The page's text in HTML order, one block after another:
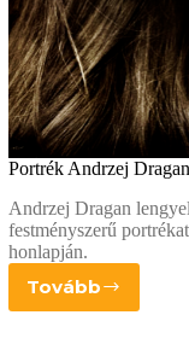
Portrék Andrzej
Andrzej Dragan
festményszerű
honlapján.
TovábbPortrék